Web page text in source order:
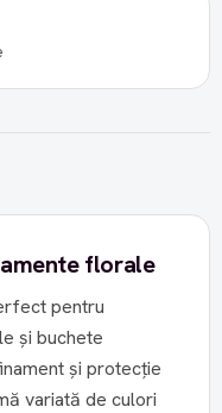
florale
pentru
și buchete
și protecție
variată de culori